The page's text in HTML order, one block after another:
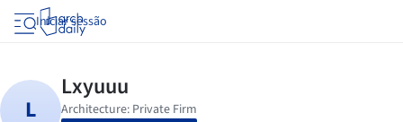
Iniciar sessão